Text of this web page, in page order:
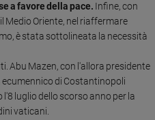
a favore della pace. Infine, con
Oriente, nel riaffermare
è stata sottolineata la necessità
Abu Mazen, con l'allora presidente
ecumennico di Costantinopoli
luglio dello scorso anno per la
vaticani.